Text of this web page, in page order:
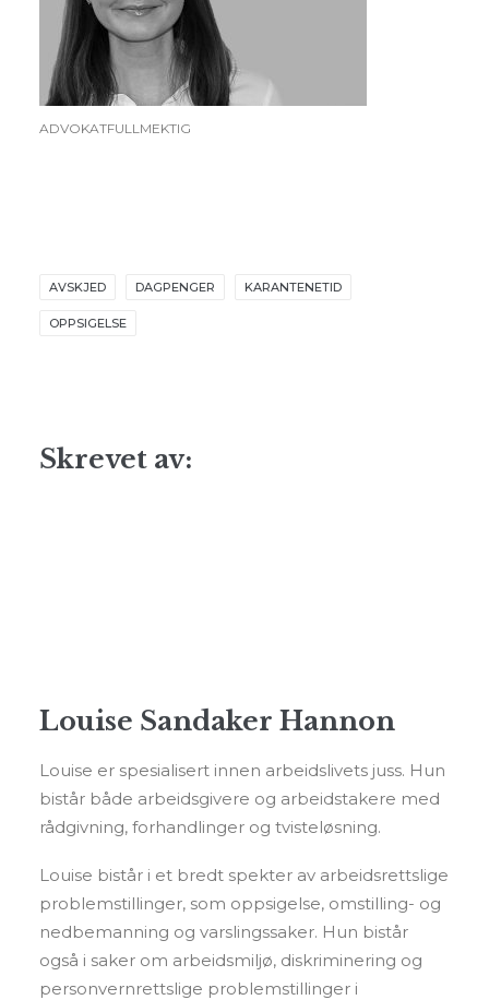
ADVOKATFULLMEKTIG
AVSKJED DAGPENGER KARANTENETID
OPPSIGELSE
Skrevet av:
Louise Sandaker Hannon
Louise er spesialisert innen arbeidslivets juss. Hun
bistår både arbeidsgivere og arbeidstakere med
rådgivning, forhandlinger og tvisteløsning.
Louise bistår i et bredt spekter av arbeidsrettslige
problemstillinger, som oppsigelse, omstilling- og
nedbemanning og varslingssaker. Hun bistår
også i saker om arbeidsmiljø, diskriminering og
personvernrettslige problemstillinger i